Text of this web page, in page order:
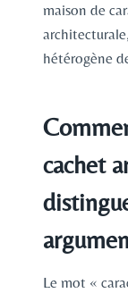
maison de
hétérogène
cachet
Le mot «